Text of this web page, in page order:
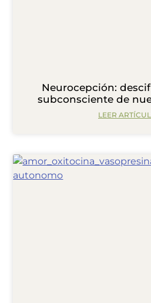
Neurocepción:
subconsciente de
LEER